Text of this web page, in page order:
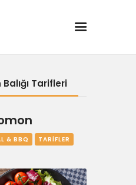
Tarifleri
& BBQ TARIFLER